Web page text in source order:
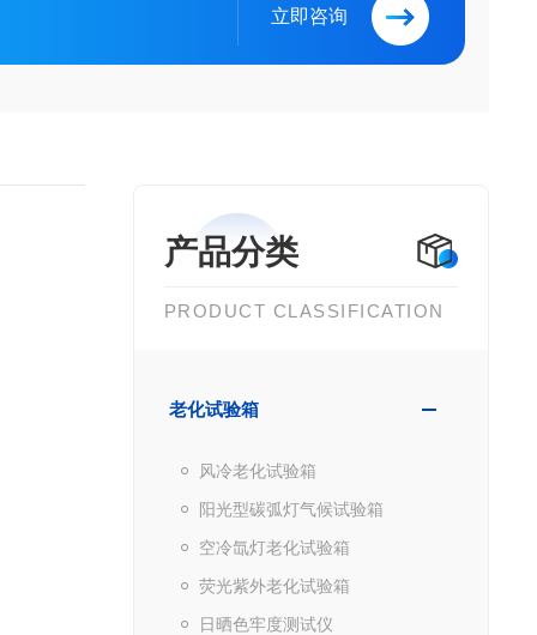
立即咨询
产品分类
PRODUCT CLASSIFICATION
老化试验箱
风冷老化试验箱
阳光型碳弧灯气候试验箱
空冷氙灯老化试验箱
荧光紫外老化试验箱
日晒色牢度测试仪